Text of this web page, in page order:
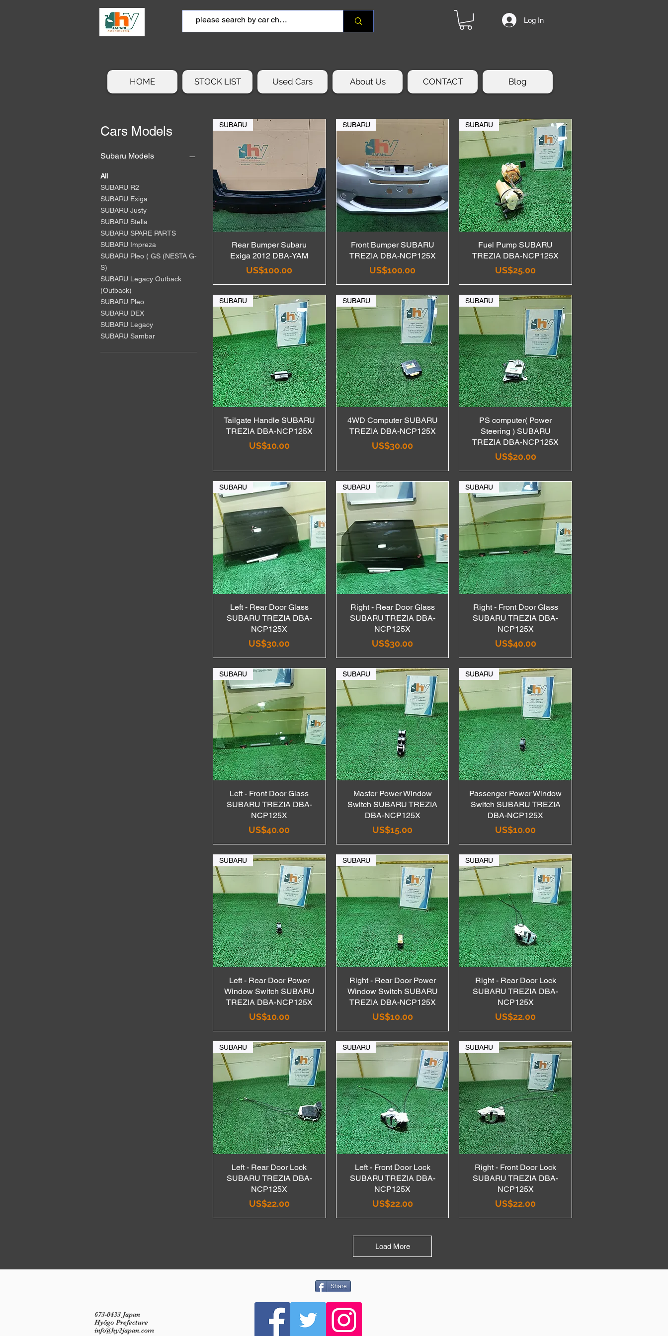
Log In
HOME STOCK LIST Used Cars About Us CONTACT Blog
Cars Models
Subaru Models
All
SUBARU R2
SUBARU Exiga
SUBARU Justy
SUBARU Stella
SUBARU SPARE PARTS
SUBARU Impreza
SUBARU Pleo ( GS (NESTA G-
S)
SUBARU Legacy Outback
(Outback)
SUBARU Pleo
SUBARU DEX
SUBARU Legacy
SUBARU Sambar
Quick View
SUBARU
Rear Bumper Subaru
Exiga 2012 DBA-YAM
Price
US$100.00
Quick View
SUBARU
Front Bumper SUBARU
TREZIA DBA-NCP125X
Price
US$100.00
Quick View
SUBARU
Fuel Pump SUBARU
TREZIA DBA-NCP125X
Price
US$25.00
Quick View
SUBARU
Tailgate Handle SUBARU
TREZIA DBA-NCP125X
Price
US$10.00
Quick View
SUBARU
4WD Computer SUBARU
TREZIA DBA-NCP125X
Price
US$30.00
Quick View
SUBARU
PS computer( Power
Steering ) SUBARU
TREZIA DBA-NCP125X
Price
US$20.00
Quick View
SUBARU
Left - Rear Door Glass
SUBARU TREZIA DBA-
NCP125X
Price
US$30.00
Quick View
SUBARU
Right - Rear Door Glass
SUBARU TREZIA DBA-
NCP125X
Price
US$30.00
Quick View
SUBARU
Right - Front Door Glass
SUBARU TREZIA DBA-
NCP125X
Price
US$40.00
Quick View
SUBARU
Left - Front Door Glass
SUBARU TREZIA DBA-
NCP125X
Price
US$40.00
Quick View
SUBARU
Master Power Window
Switch SUBARU TREZIA
DBA-NCP125X
Price
US$15.00
Quick View
SUBARU
Passenger Power Window
Switch SUBARU TREZIA
DBA-NCP125X
Price
US$10.00
Quick View
SUBARU
Left - Rear Door Power
Window Switch SUBARU
TREZIA DBA-NCP125X
Price
US$10.00
Quick View
SUBARU
Right - Rear Door Power
Window Switch SUBARU
TREZIA DBA-NCP125X
Price
US$10.00
Quick View
SUBARU
Right - Rear Door Lock
SUBARU TREZIA DBA-
NCP125X
Price
US$22.00
Quick View
SUBARU
Left - Rear Door Lock
SUBARU TREZIA DBA-
NCP125X
Price
US$22.00
Quick View
SUBARU
Left - Front Door Lock
SUBARU TREZIA DBA-
NCP125X
Price
US$22.00
Quick View
SUBARU
Right - Front Door Lock
SUBARU TREZIA DBA-
NCP125X
Price
US$22.00
Load More
Share
673-0433 Japan
Hyōgo Prefecture
info@hy2japan.com